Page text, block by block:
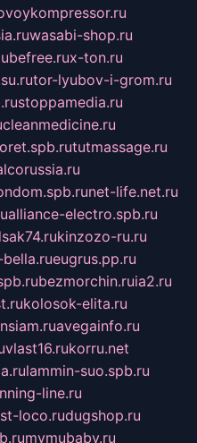
wasabi-shop.ru
x-ton.ru
tor-lyubov-i-grom.ru
stoppamedia.ru
cleanmedicine.ru
tutmassage.ru
net-life.net.ru
alliance-electro.spb.ru
kinzozo-ru.ru
eugrus.pp.ru
bezmorchin.ruia2.ru
kolosok-elita.ru
avegainfo.ru
vlast16.rukorru.net
lammin-suo.spb.ru
line.ru
loco.rudugshop.ru
mymubaby.ru